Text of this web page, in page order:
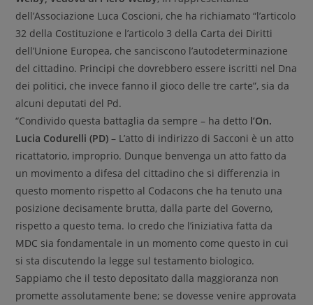
dell’Associazione Luca Coscioni, che ha richiamato “l’articolo
32 della Costituzione e l’articolo 3 della Carta dei Diritti
dell’Unione Europea, che sanciscono l’autodeterminazione
del cittadino. Principi che dovrebbero essere iscritti nel Dna
dei politici, che invece fanno il gioco delle tre carte”, sia da
alcuni deputati del Pd.
“Condivido questa battaglia da sempre – ha detto l’On.
Lucia Codurelli (PD) – L’atto di indirizzo di Sacconi è un atto
ricattatorio, improprio. Dunque benvenga un atto fatto da
un movimento a difesa del cittadino che si differenzia in
questo momento rispetto al Codacons che ha tenuto una
posizione decisamente brutta, dalla parte del Governo,
rispetto a questo tema. Io credo che l’iniziativa fatta da
MDC sia fondamentale in un momento come questo in cui
si sta discutendo la legge sul testamento biologico.
Sappiamo che il testo depositato dalla maggioranza non
promette assolutamente bene; se dovesse venire approvata